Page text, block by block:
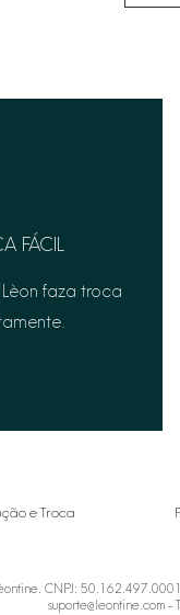
FÁCIL
faza troca
e Troca
CNPJ:
suporte@leontine.com-